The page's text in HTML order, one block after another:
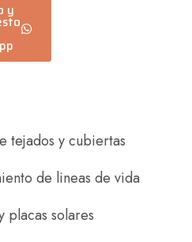
y
tejados y cubiertas
de lineas de vida
placas solares